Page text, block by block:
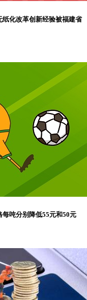
化改革创新经验被福建省
吨分别降低55元和50元